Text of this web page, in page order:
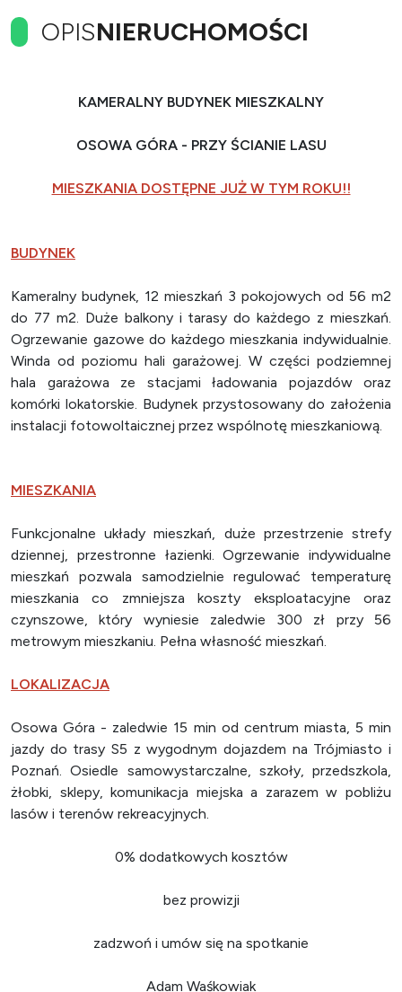
OPISNIERUCHOMOŚCI
KAMERALNY BUDYNEK MIESZKALNY
OSOWA GÓRA - PRZY ŚCIANIE LASU
MIESZKANIA DOSTĘPNE JUŻ W TYM ROKU!!
BUDYNEK
Kameralny budynek, 12 mieszkań 3 pokojowych od 56 m2
do 77 m2. Duże balkony i tarasy do każdego z mieszkań.
Ogrzewanie gazowe do każdego mieszkania indywidualnie.
Winda od poziomu hali garażowej. W części podziemnej
hala garażowa ze stacjami ładowania pojazdów oraz
komórki lokatorskie. Budynek przystosowany do założenia
instalacji fotowoltaicznej przez wspólnotę mieszkaniową.
MIESZKANIA
Funkcjonalne układy mieszkań, duże przestrzenie strefy
dziennej, przestronne łazienki. Ogrzewanie indywidualne
mieszkań pozwala samodzielnie regulować temperaturę
mieszkania co zmniejsza koszty eksploatacyjne oraz
czynszowe, który wyniesie zaledwie 300 zł przy 56
metrowym mieszkaniu. Pełna własność mieszkań.
LOKALIZACJA
Osowa Góra - zaledwie 15 min od centrum miasta, 5 min
jazdy do trasy S5 z wygodnym dojazdem na Trójmiasto i
Poznań. Osiedle samowystarczalne, szkoły, przedszkola,
żłobki, sklepy, komunikacja miejska a zarazem w pobliżu
lasów i terenów rekreacyjnych.
0% dodatkowych kosztów
bez prowizji
zadzwoń i umów się na spotkanie
Adam Waśkowiak